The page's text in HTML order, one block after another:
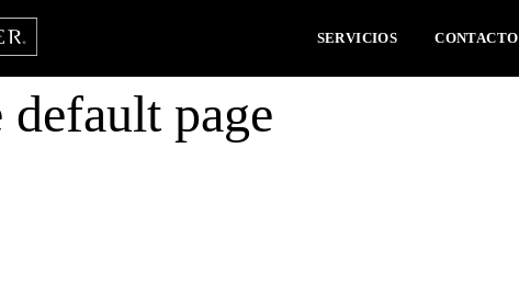
SERVICIOS CONTACTO
page